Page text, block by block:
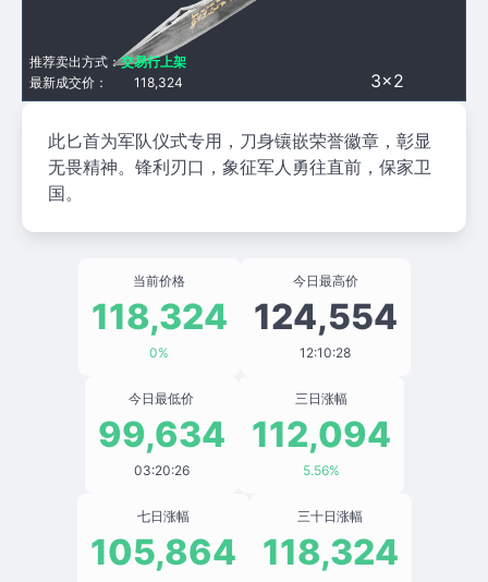
3×2
最新成交价： 118,324
推荐卖出方式：交易行上架
此匕首为军队仪式专用，刀身镶嵌荣誉徽章，彰显
无畏精神。锋利刃口，象征军人勇往直前，保家卫
国。
当前价格
118,324
0%
今日最高价
124,554
12:10:28
今日最低价
99,634
03:20:26
三日涨幅
112,094
5.56%
七日涨幅
105,864
三十日涨幅
118,324